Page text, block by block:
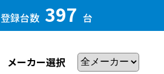
登録台数 397 台
メーカー選択